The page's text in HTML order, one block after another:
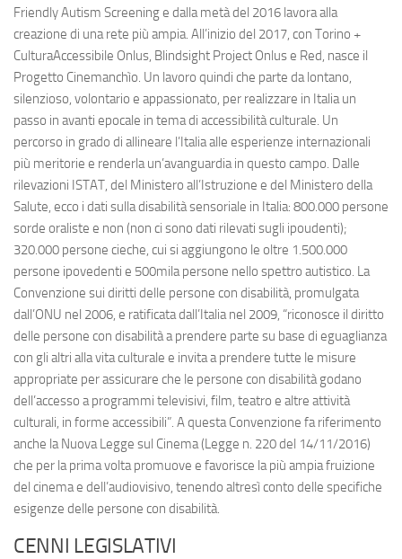
Friendly Autism Screening e dalla metà del 2016 lavora alla
creazione di una rete più ampia. All’inizio del 2017, con Torino +
CulturaAccessibile Onlus, Blindsight Project Onlus e Red, nasce il
Progetto Cinemanchìo. Un lavoro quindi che parte da lontano,
silenzioso, volontario e appassionato, per realizzare in Italia un
passo in avanti epocale in tema di accessibilità culturale. Un
percorso in grado di allineare l’Italia alle esperienze internazionali
più meritorie e renderla un’avanguardia in questo campo. Dalle
rilevazioni ISTAT, del Ministero all’Istruzione e del Ministero della
Salute, ecco i dati sulla disabilità sensoriale in Italia: 800.000 persone
sorde oraliste e non (non ci sono dati rilevati sugli ipoudenti);
320.000 persone cieche, cui si aggiungono le oltre 1.500.000
persone ipovedenti e 500mila persone nello spettro autistico. La
Convenzione sui diritti delle persone con disabilità, promulgata
dall’ONU nel 2006, e ratificata dall’Italia nel 2009, “riconosce il diritto
delle persone con disabilità a prendere parte su base di eguaglianza
con gli altri alla vita culturale e invita a prendere tutte le misure
appropriate per assicurare che le persone con disabilità godano
dell’accesso a programmi televisivi, film, teatro e altre attività
culturali, in forme accessibili”. A questa Convenzione fa riferimento
anche la Nuova Legge sul Cinema (Legge n. 220 del 14/11/2016)
che per la prima volta promuove e favorisce la più ampia fruizione
del cinema e dell’audiovisivo, tenendo altresì conto delle specifiche
esigenze delle persone con disabilità.
CENNI LEGISLATIVI